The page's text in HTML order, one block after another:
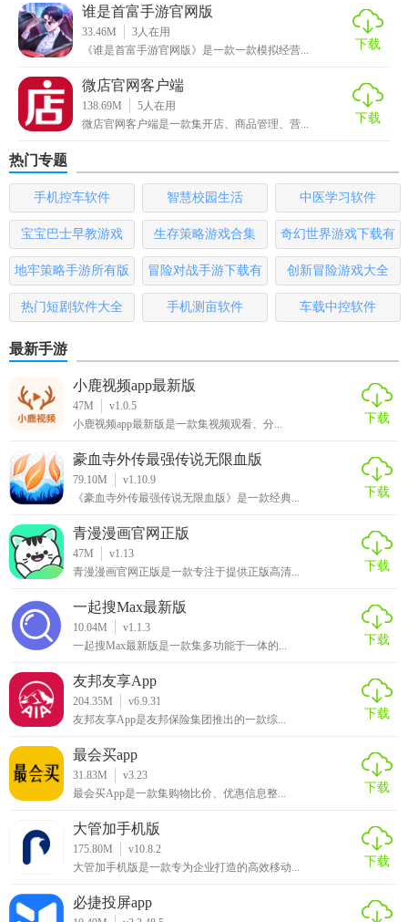
3. 投资对接：构建投资者与创业者直接沟通桥梁，支持在线
预约、视频看项目、一键投资等操作。
创业服务，简化创业流程。
5. 社群互动：建立创业者社群，鼓励经验分享、问题解答、
合作机会探索，构建积极向上的创业氛围。
【创业邦官网app内容】
1. 资讯中心：包含政策解读、行业报告、人物专访等高质量
内容。
2. 项目库：按行业分类展示项目，涵盖科技、互联网、医疗
等多个领域。
3. 投资广场：展示活跃的投资人信息，发布投资机会，促进
资本与项目的有效对接。
4. 工具箱：集成法律咨询、财务顾问、市场调研等第三方服
5. 社区论坛：用户可在此分享经验、提问解惑，参与行业讨
论。
【创业邦官网app优势】
1. 资源丰富：集合了海量创业资源，满足用户多元化需求。
2. 高效对接：通过智能匹配系统，加速投资人与项目的匹配
效率。
3. 专业指导：提供来自成功创业者、行业专家的实战经验和
专业建议。
隐私。
【创业邦官网app测评】
创业邦官网App凭借其全面的功能覆盖、高效的资源对接及专
业的服务支持，成为创业者与投资者不可或缺的工具。其界
面设计简洁明了，操作流畅，内容更新及时且质量高，尤其
适合初创企业及个人创业者使用，能够显著提升创业效率与
谁是首富手游官网版
33.46M 3人在用
《谁是首富手游官网版》是一款一款模拟经营...
下载
微店官网客户端
138.69M 5人在用
微店官网客户端是一款集开店、商品管理、营...
下载
热门专题
手机控车软件 智慧校园生活 中医学习软件
宝宝巴士早教游戏 生存策略游戏合集
奇幻世界游戏下载有
哪些
地牢策略手游所有版
本
冒险对战手游下载有
哪些
创新冒险游戏大全
热门短剧软件大全 手机测亩软件 车载中控软件
最新手游
小鹿视频app最新版
47M
v1.0.5
小鹿视频app最新版是一款集视频观看、分...
下载
豪血寺外传最强传说无限血版
79.10M
v1.10.9
《豪血寺外传最强传说无限血版》是一款经典...
下载
青漫漫画官网正版
47M
v1.13
青漫漫画官网正版是一款专注于提供正版高清...
下载
一起搜Max最新版
10.04M
v1.1.3
一起搜Max最新版是一款集多功能于一体的...
下载
友邦友享App
204.35M
v6.9.31
友邦友享App是友邦保险集团推出的一款综...
下载
最会买app
31.83M
v3.23
最会买App是一款集购物比价、优惠信息整...
下载
大管加手机版
175.80M
v10.8.2
大管加手机版是一款专为企业打造的高效移动...
下载
必捷投屏app